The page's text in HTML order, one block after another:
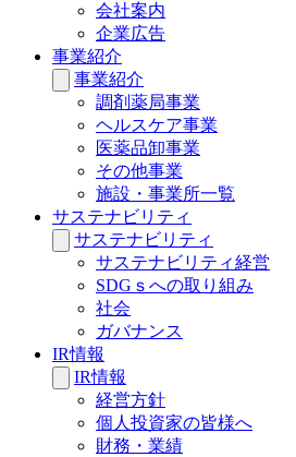
会社案内
企業広告
事業紹介
事業紹介
調剤薬局事業
ヘルスケア事業
医薬品卸事業
その他事業
施設・事業所一覧
サステナビリティ
サステナビリティ
サステナビリティ経営
SDGｓへの取り組み
社会
ガバナンス
IR情報
IR情報
経営方針
個人投資家の皆様へ
財務・業績